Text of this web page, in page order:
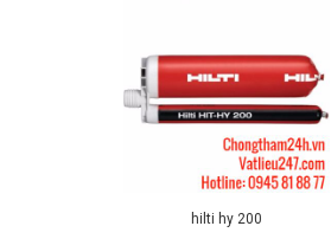
hilti hy 200